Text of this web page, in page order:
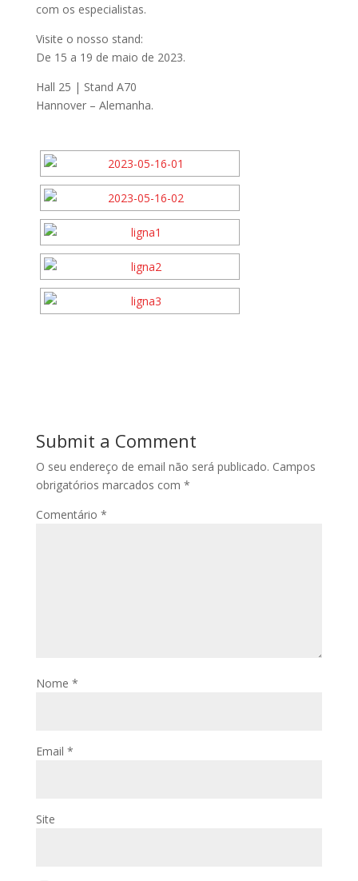
com os especialistas.
Visite o nosso stand:
De 15 a 19 de maio de 2023.
Hall 25 | Stand A70
Hannover – Alemanha.
Submit a Comment
O seu endereço de email não será publicado. Campos
obrigatórios marcados com *
Comentário *
Nome *
Email *
Site